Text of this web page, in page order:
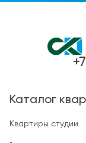
Каталог
Квартиры студии